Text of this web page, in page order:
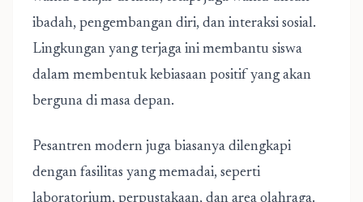
ibadah, pengembangan diri, dan interaksi sosial.
Lingkungan yang terjaga ini membantu siswa
dalam membentuk kebiasaan positif yang akan
berguna di masa depan.
Pesantren modern juga biasanya dilengkapi
dengan fasilitas yang memadai, seperti
laboratorium, perpustakaan, dan area olahraga.